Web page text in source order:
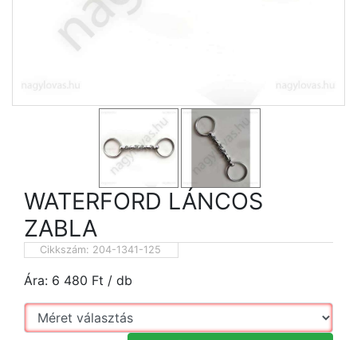
WATERFORD LÁNCOS
ZABLA
Cikkszám: 204-1341-125
Ára: 6 480 Ft / db